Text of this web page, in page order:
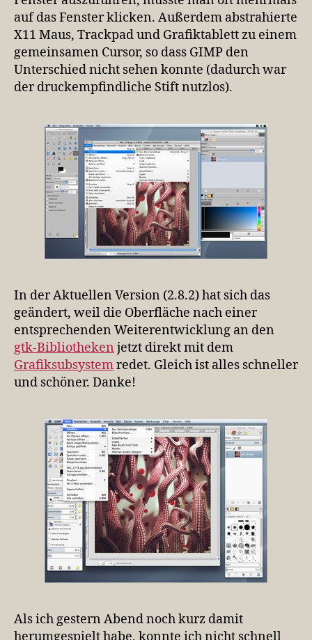
auf das Fenster klicken. Außerdem abstrahierte
X11 Maus, Trackpad und Grafiktablett zu einem
gemeinsamen Cursor, so dass GIMP den
Unterschied nicht sehen konnte (dadurch war
der druckempfindliche Stift nutzlos).
In der Aktuellen Version (2.8.2) hat sich das
geändert, weil die Oberfläche nach einer
entsprechenden Weiterentwicklung an den
gtk-Bibliotheken jetzt direkt mit dem
Grafiksubsystemredet. Gleich ist alles schneller
und schöner. Danke!
Als ich gestern Abend noch kurz damit